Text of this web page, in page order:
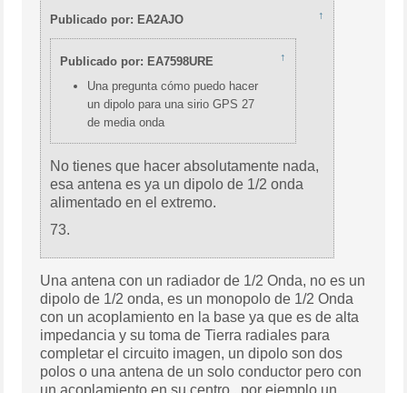
Publicado por: EA2AJO ↑
Publicado por: EA7598URE ↑
Una pregunta cómo puedo hacer
un dipolo para una sirio GPS 27
de media onda
No tienes que hacer absolutamente nada,
esa antena es ya un dipolo de 1/2 onda
alimentado en el extremo.
73.
Una antena con un radiador de 1/2 Onda, no es un
dipolo de 1/2 onda, es un monopolo de 1/2 Onda
con un acoplamiento en la base ya que es de alta
impedancia y su toma de Tierra radiales para
completar el circuito imagen, un dipolo son dos
polos o una antena de un solo conductor pero con
un acoplamiento en su centro , por ejemplo un